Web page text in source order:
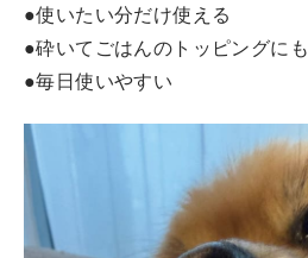
●使いたい分だけ使える
●砕いてごはんのトッピングにも
●毎日使いやすい